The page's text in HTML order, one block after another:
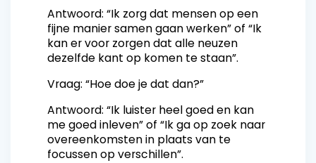
Antwoord: “Ik zorg dat mensen op een
fijne manier samen gaan werken” of “Ik
kan er voor zorgen dat alle neuzen
dezelfde kant op komen te staan”.
Vraag: “Hoe doe je dat dan?”
Antwoord: “Ik luister heel goed en kan
me goed inleven” of “Ik ga op zoek naar
overeenkomsten in plaats van te
focussen op verschillen”.